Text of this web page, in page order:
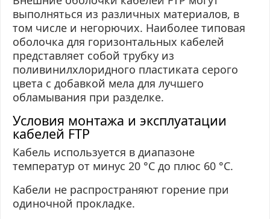
выполняться из различных материалов, в
том числе и негорючих. Наиболее типовая
оболочка для горизонтальных кабелей
представляет собой трубку из
поливинилхлоридного пластиката серого
цвета с добавкой мела для лучшего
обламывания при разделке.
Условия монтажа и эксплуатации
кабелей FTP
Кабель используется в диапазоне
температур от минус 20 °C до плюс 60 °C.
Кабели не распространяют горение при
одиночной прокладке.